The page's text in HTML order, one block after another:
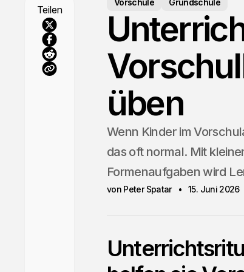
Teilen
Vorschule Grundschule
üben
Wenn Kinder im
das oft normal. Mit
Formenaufgaben wird
von Peter Spatar 15. Juni 2026